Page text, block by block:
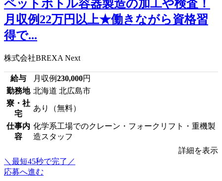
ペットボトル容器製造の加工や検査！
月収例22万円以上★働きながら資格習
得で...
株式会社BREXA Next
給与 月収例230,000円
勤務地 北海道 北広島市
寮・社
宅
あり（無料）
仕事内
容
化学系工場でのクレーン・フォークリフト・重機製
造スタッフ
詳細を表示
＼最短45秒で完了／
応募へ進む